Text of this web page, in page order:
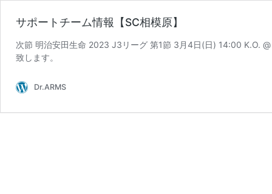
サポートチーム情報【SC相模原】
次節 明治安田生命 2023 J3リーグ 第1節 3月4日(日) 14:00 K.O.
致します。
Dr.ARMS